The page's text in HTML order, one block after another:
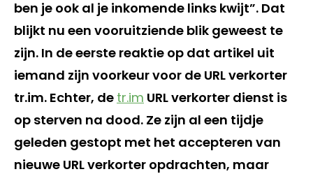
ben je ook al je inkomende links kwijt”. Dat
blijkt nu een vooruitziende blik geweest te
zijn. In de eerste reaktie op dat artikel uit
iemand zijn voorkeur voor de URL verkorter
tr.im. Echter, de tr.im URL verkorter dienst is
op sterven na dood. Ze zijn al een tijdje
geleden gestopt met het accepteren van
nieuwe URL verkorter opdrachten, maar